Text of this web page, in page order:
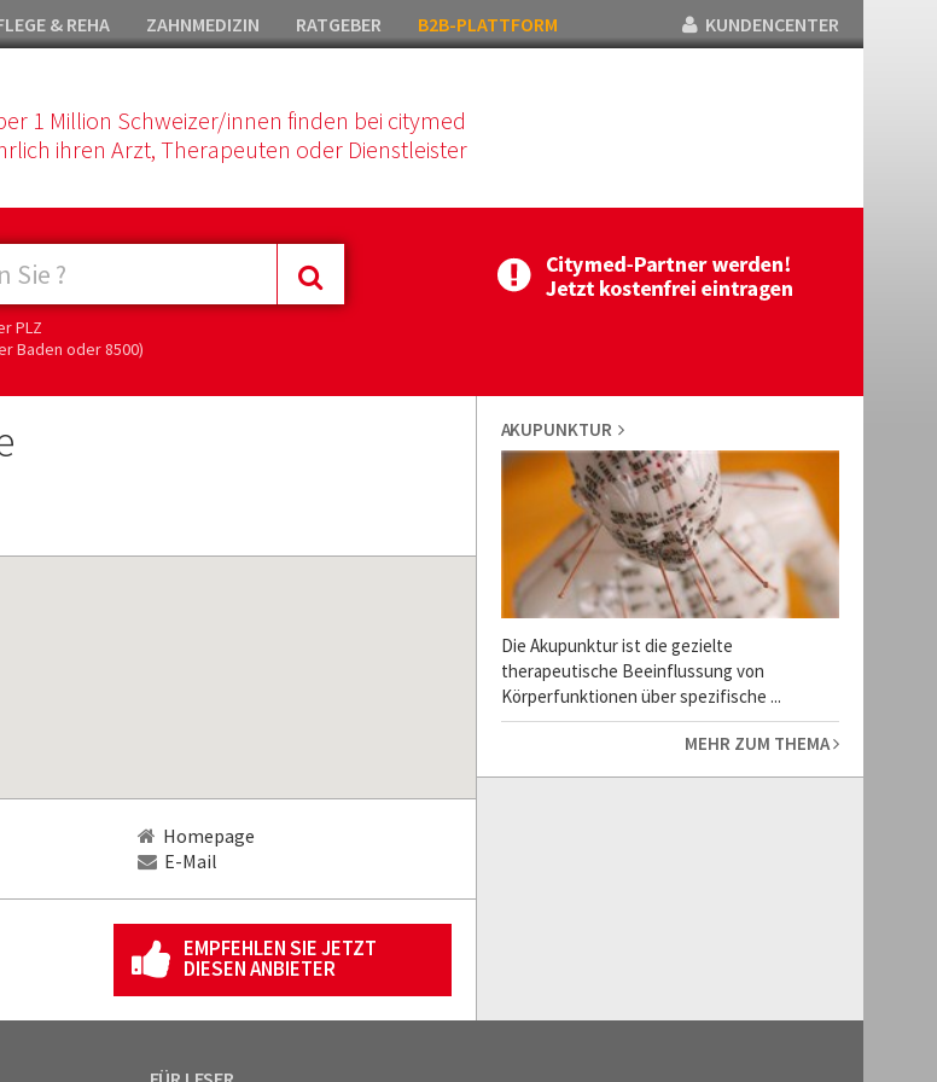
& REHA ZAHNMEDIZIN RATGEBER B2B-PLATTFORM KUNDENCENTER
1 Million Schweizer/innen finden bei citymed
ihren Arzt, Therapeuten oder Dienstleister
PLZ
Baden oder 8500)
Homepage
E-Mail
EMPFEHLEN SIE JETZT
DIESEN ANBIETER
AKUPUNKTUR
Die Akupunktur ist die gezielte
therapeutische Beeinflussung von
Körperfunktionen über spezifische ...
MEHR ZUM THEMA